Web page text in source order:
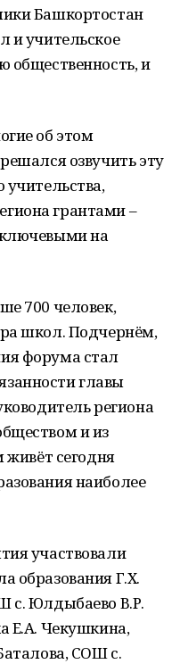
Башкортостан
и учительское
общественность, и
об этом
озвучить эту
учительства,
грантами –
на
700 человек,
школ. Подчернём,
форума стал
главы
региона
и из
живёт сегодня
наиболее
участвовали
образования Г.Х.
с. Юлдыбаево В.Р.
Е.А. Чекушкина,
СОШ с.